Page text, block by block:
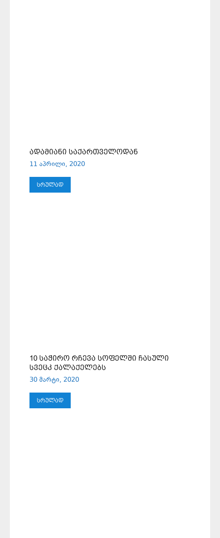
ᲐᲓᲐᲛᲘᲐᲜᲘ ᲡᲐᲥᲐᲠᲗᲕᲔᲚᲝᲓᲐᲜ
11 აპრილი, 2020
ᲡᲠᲣᲚᲐᲓ
10 ᲡᲐᲭᲘᲠᲝ ᲠᲩᲔᲕᲐ ᲡᲝᲤᲔᲚᲨᲘ ᲩᲐᲡᲣᲚᲘ
ᲡᲕᲔᲪᲙ ᲥᲐᲚᲐᲥᲔᲚᲔᲑᲡ
30 მარტი, 2020
ᲡᲠᲣᲚᲐᲓ